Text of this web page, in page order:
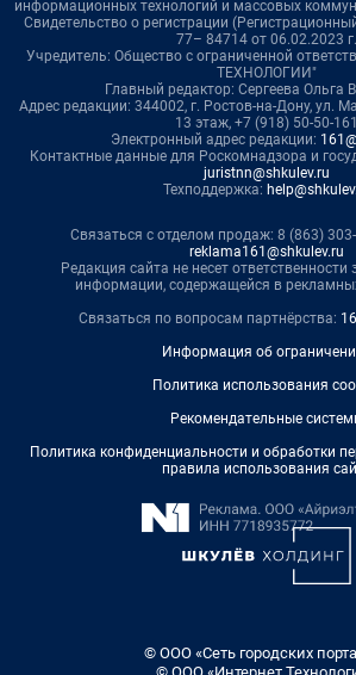
информационных технологий и массовых
Свидетельство о регистрации
77– 84714 от 06.02.2023 г.
Учредитель: Общество с ограниченной
ТЕХНОЛОГИИ"
Главный редактор: Сергеева Ольга
Адрес редакции: 344002, г. Ростов-на-Дону, ул.
13 этаж, +7 (918) 50-50-161
Электронный адрес редакции:
Контактные данные для Роскомнадзора и
juristnn@shkulev.ru
Техподдержка:
Связаться с отделом продаж: 8 (863)
reklama161@shkulev.ru
Редакция сайта не несет ответственности
информации, содержащейся в
Связаться по вопросам партнёрства:
Информация об
Политика использования
Рекомендательные
Политика конфиденциальности и обработки
правила использования
© ООО «Сеть городских